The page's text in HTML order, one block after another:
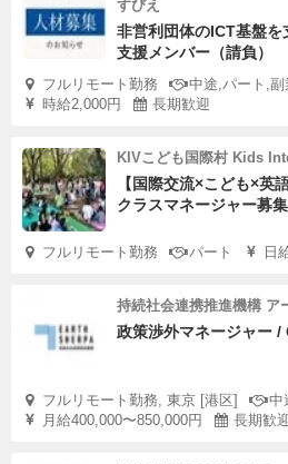
すびえ
非営利団体のICT基盤
支援メンバー（請負）
フルリモート勤務
中途,パート,
時給2,000円
長期歓迎
KIVこども国際村 Kids
【国際交流×こども×英
クラスマネージャー募集
フルリモート勤務 パート 日
持続社会連携推進機構 ア
政策渉外マネージャー
フルリモート勤務, 東京 [港区]
中
月給400,000〜850,000円
長期歓